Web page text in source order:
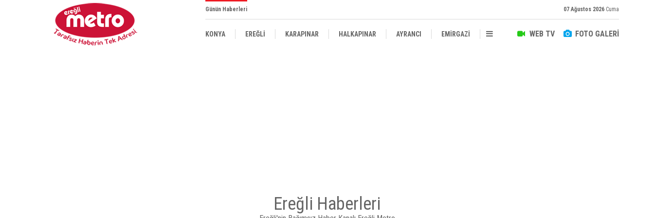
Günün Haberleri 07 Ağustos 2026 Cuma
WEB TV FOTO GALERİ
KONYA EREĞLİ KARAPINAR HALKAPINAR AYRANCI EMİRGAZİ
Ereğli Haberleri